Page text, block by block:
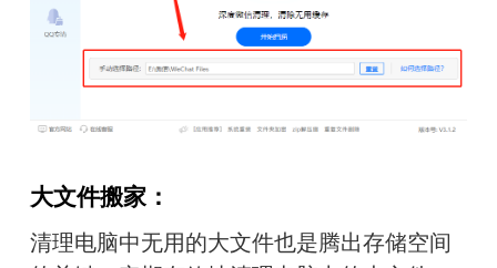
大文件搬家：
清理电脑中无用的大文件也是腾出存储空间